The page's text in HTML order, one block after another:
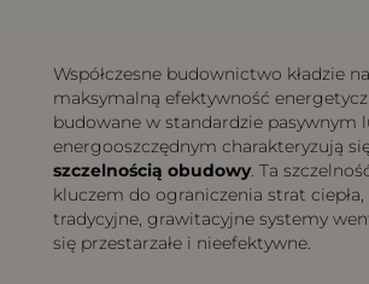
Współczesne budownictwo kładzie
maksymalną efektywność
budowane w standardzie pasywnym
energooszczędnym charakteryzują
szczelnością obudowy. Ta
kluczem do ograniczenia strat ciepła,
tradycyjne, grawitacyjne systemy
się przestarzałe i nieefektywne.